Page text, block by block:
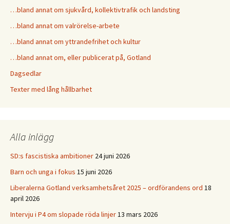
…bland annat om sjukvård, kollektivtrafik och landsting
…bland annat om valrörelse-arbete
…bland annat om yttrandefrihet och kultur
…bland annat om, eller publicerat på, Gotland
Dagsedlar
Texter med lång hållbarhet
Alla inlägg
SD:s fascistiska ambitioner 24 juni 2026
Barn och unga i fokus 15 juni 2026
Liberalerna Gotland verksamhetsåret 2025 – ordförandens ord 18
april 2026
Intervju i P4 om slopade röda linjer13 mars 2026